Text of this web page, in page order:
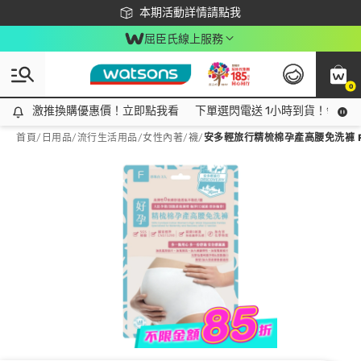
本期活動詳情請點我
下載app最高回饋$350
屈臣氏線上服務
0
激推換購優惠價！立即點我看
激推換購優惠價！立即點我看 下單選閃電送 1小時到貨！領神
首頁/ 日用品/流行生活用品/女性內著/襪/安多輕旅行精梳棉孕產高腰免洗褲